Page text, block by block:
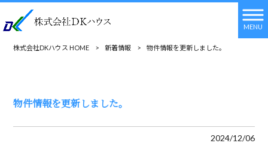
MENU
株式会社DKハウス HOME > 新着情報 > 物件情報を更新しました。
物件情報を更新しました。
2024/12/06